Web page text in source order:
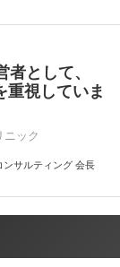
として、
重視していま
ニック
ンサルティング 会長